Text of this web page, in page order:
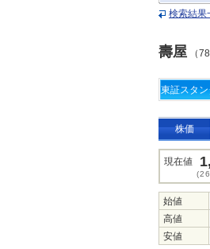
検索結果
壽屋 （
東証スタ
株価
現在値
始値
高値
安値